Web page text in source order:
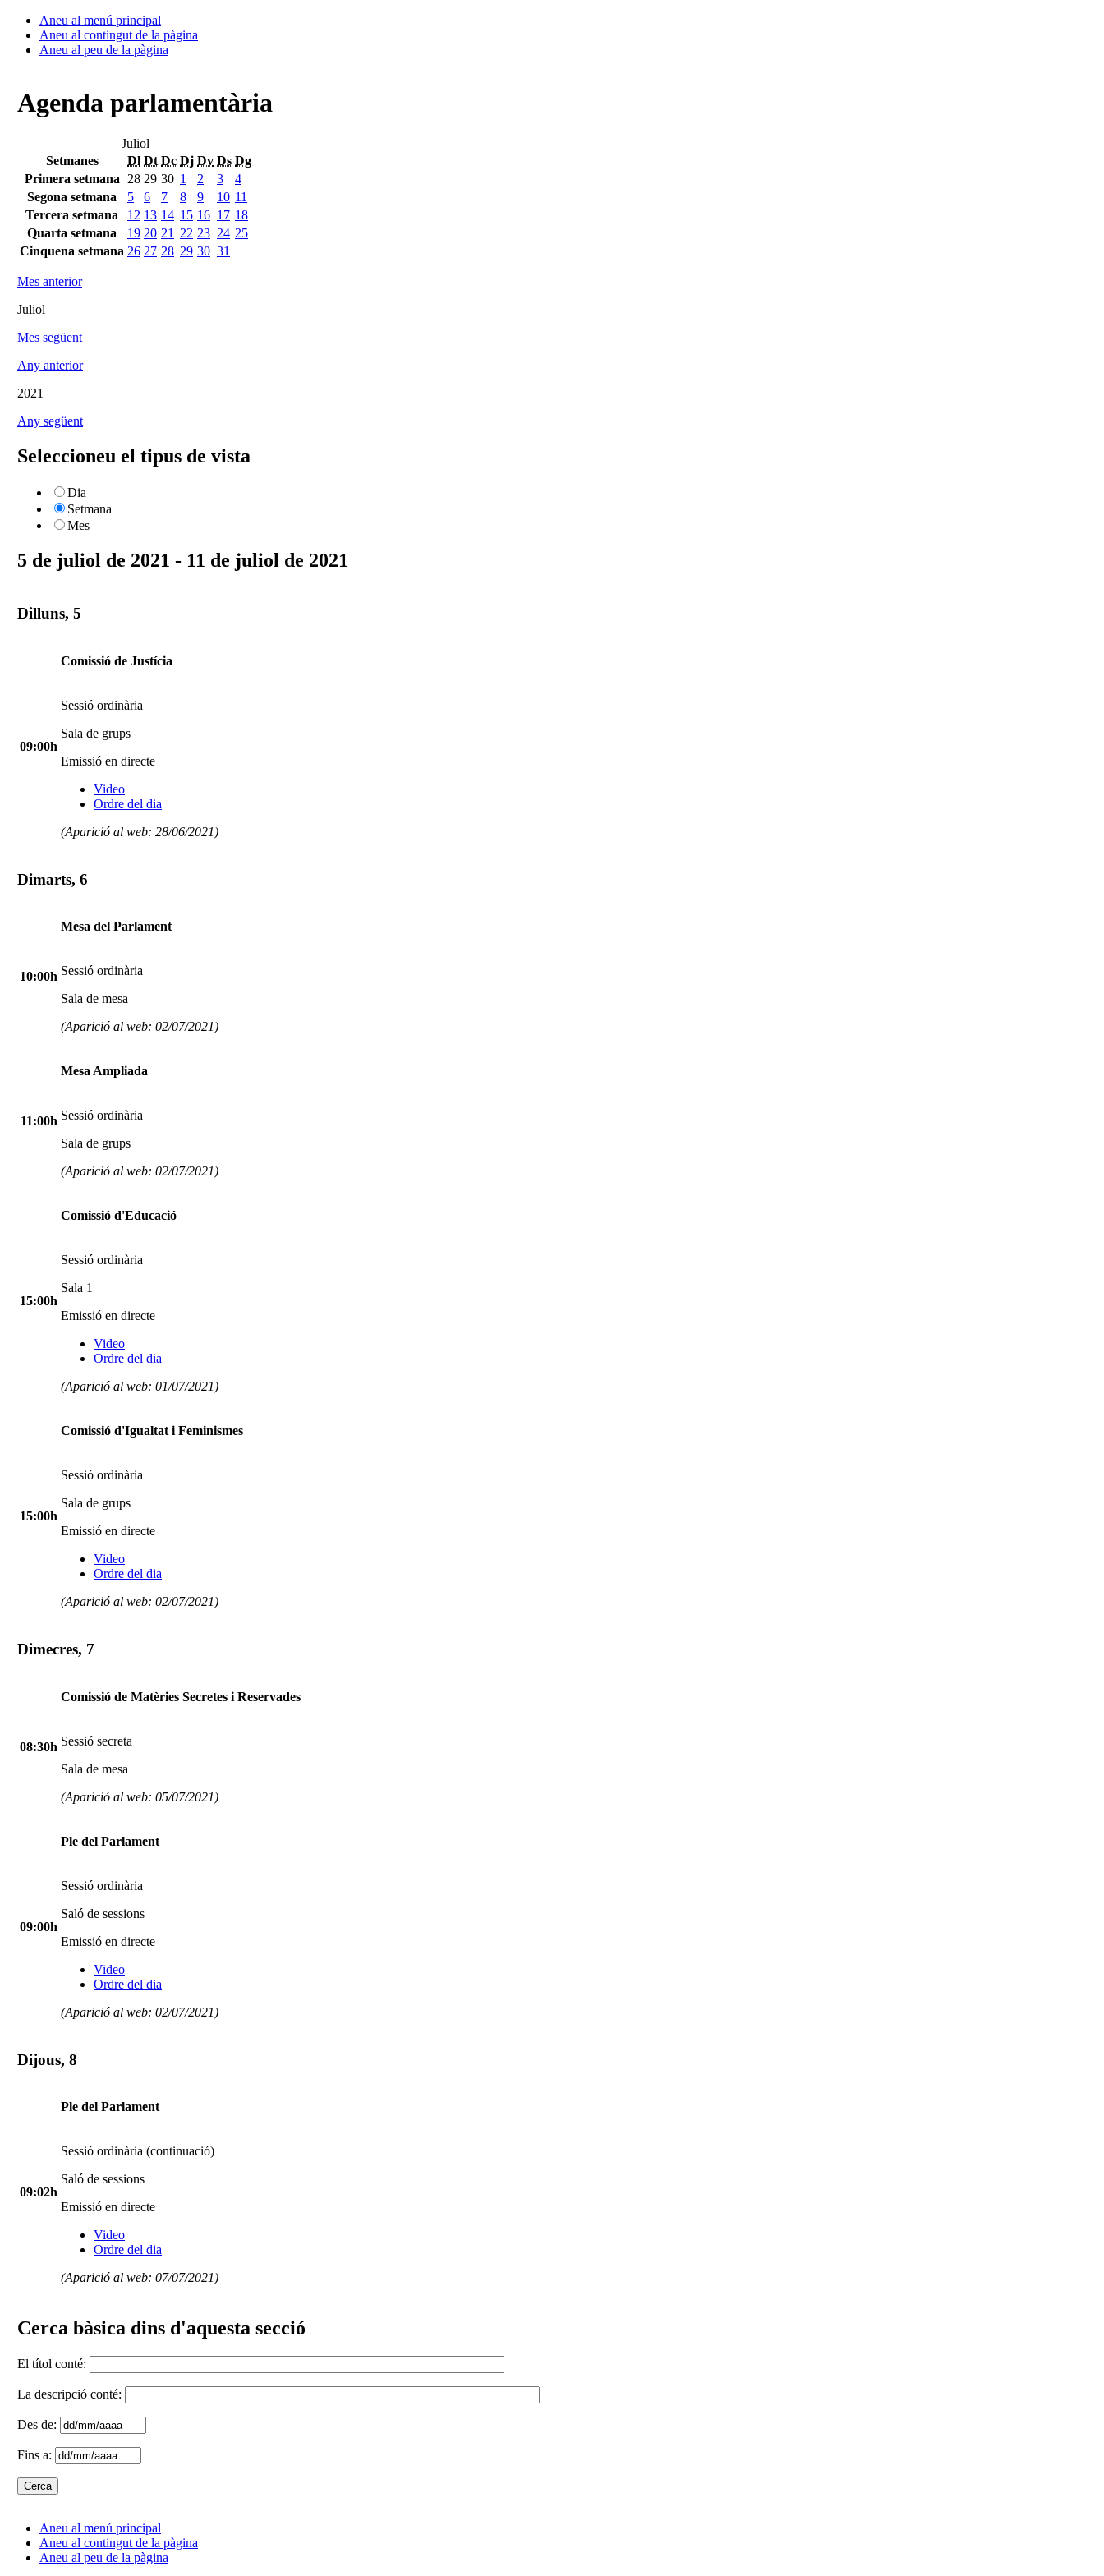
Aneu al menú principal
Aneu al contingut de la pàgina
Aneu al peu de la pàgina
Agenda parlamentària
Juliol
Setmanes
Dl Dt Dc Dj Dv Ds Dg
Primera setmana
28 29 30 1 2 3
4
Segona setmana
5 6 7 8 9 10 11
Tercera setmana
12 13 14 15 16 17 18
Quarta setmana
19 20 21 22 23 24 25
Cinquena setmana 26 27 28 29 30 31
Mes anterior
Juliol
Mes següent
Any anterior
2021
Any següent
Seleccioneu el tipus de vista
Dia
Setmana
Mes
5 de juliol de 2021 - 11 de juliol de 2021
Dilluns, 5
09:00h
Comissió de Justícia
Sessió ordinària
Sala de grups
Emissió en directe
Video
Ordre del dia
(Aparició al web: 28/06/2021)
Dimarts, 6
10:00h
Mesa del Parlament
Sessió ordinària
Sala de mesa
(Aparició al web: 02/07/2021)
11:00h
Mesa Ampliada
Sessió ordinària
Sala de grups
(Aparició al web: 02/07/2021)
15:00h
Comissió d'Educació
Sessió ordinària
Sala 1
Emissió en directe
Video
Ordre del dia
(Aparició al web: 01/07/2021)
15:00h
Comissió d'Igualtat i Feminismes
Sessió ordinària
Sala de grups
Emissió en directe
Video
Ordre del dia
(Aparició al web: 02/07/2021)
Dimecres, 7
08:30h
Comissió de Matèries Secretes i Reservades
Sessió secreta
Sala de mesa
(Aparició al web: 05/07/2021)
09:00h
Ple del Parlament
Sessió ordinària
Saló de sessions
Emissió en directe
Video
Ordre del dia
(Aparició al web: 02/07/2021)
Dijous, 8
09:02h
Ple del Parlament
Sessió ordinària (continuació)
Saló de sessions
Emissió en directe
Video
Ordre del dia
(Aparició al web: 07/07/2021)
Cerca bàsica dins d'aquesta secció
El títol conté:
La descripció conté:
Des de:
Fins a:
Aneu al menú principal
Aneu al contingut de la pàgina
Aneu al peu de la pàgina